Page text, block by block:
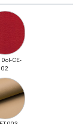
Dol-CE-
02